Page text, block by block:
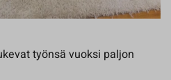
työnsä vuoksi paljon